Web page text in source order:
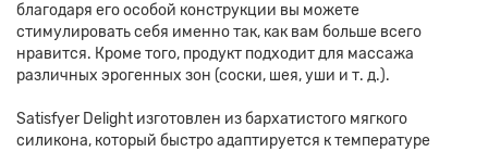
благодаря его особой конструкции вы можете
стимулировать себя именно так, как вам больше всего
нравится. Кроме того, продукт подходит для массажа
различных эрогенных зон (соски, шея, уши и т. д.).
Satisfyer Delight изготовлен из бархатистого мягкого
силикона, который быстро адаптируется к температуре